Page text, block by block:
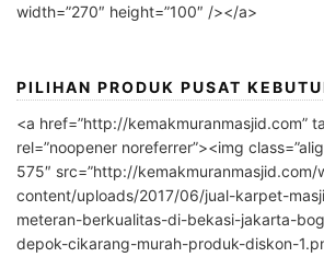
width=”270″ height=”100″ /></a>
PILIHAN PRODUK PUSAT
<a href=”http://kemakmuranmasjid.com”
rel=”noopener noreferrer”><img
575″ src=”http://kemakmuranmasjid.com/
content/uploads/2017/06/jual-karpet-
meteran-berkualitas-di-bekasi-jakarta-
depok-cikarang-murah-produk-diskon-